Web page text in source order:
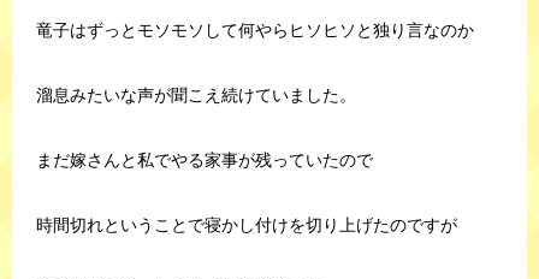
竜子はずっとモソモソして何やらヒソヒソと独り言なのか
溜息みたいな声が聞こえ続けていました。
まだ嫁さんと私でやる家事が残っていたので
時間切れということで寝かし付けを切り上げたのですが